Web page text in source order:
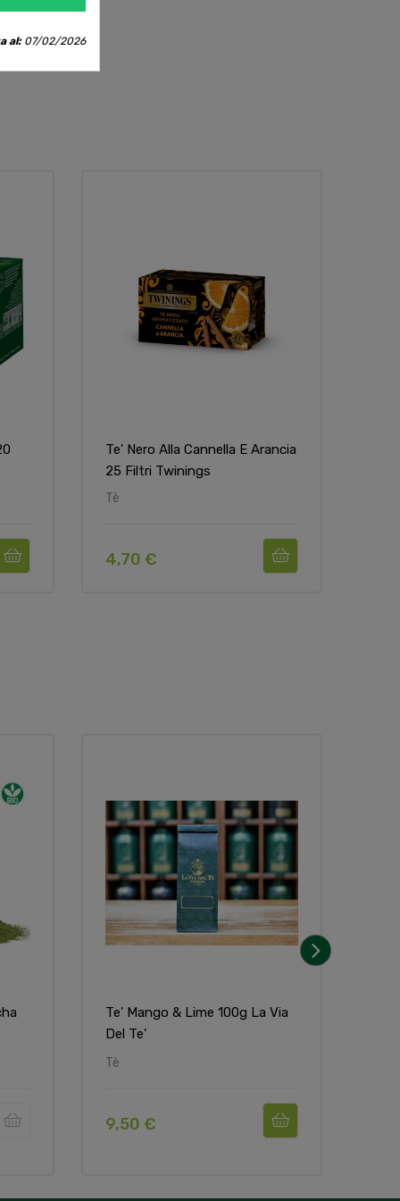
Te' Nero Alla Cannella E Arancia
25 Filtri Twinings
Tè
4,70 €
Te' Mango & Lime 100g La Via
Del Te'
Tè
9,50 €
al:07/02/2026